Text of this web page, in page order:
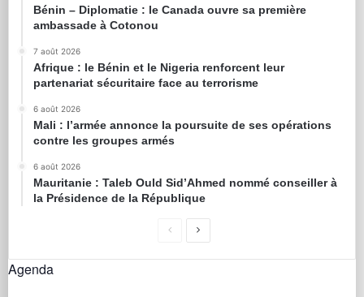
Bénin – Diplomatie : le Canada ouvre sa première
ambassade à Cotonou
7 août 2026
Afrique : le Bénin et le Nigeria renforcent leur
partenariat sécuritaire face au terrorisme
6 août 2026
Mali : l’armée annonce la poursuite de ses opérations
contre les groupes armés
6 août 2026
Mauritanie : Taleb Ould Sid’Ahmed nommé conseiller à
la Présidence de la République
Agenda